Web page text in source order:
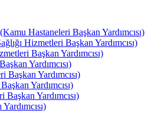
Hastaneleri Başkan Yardımcısı)
Hizmetleri Başkan Yardımcısı)
Başkan Yardımcısı)
Yardımcısı)
Yardımcısı)
Yardımcısı)
Yardımcısı)